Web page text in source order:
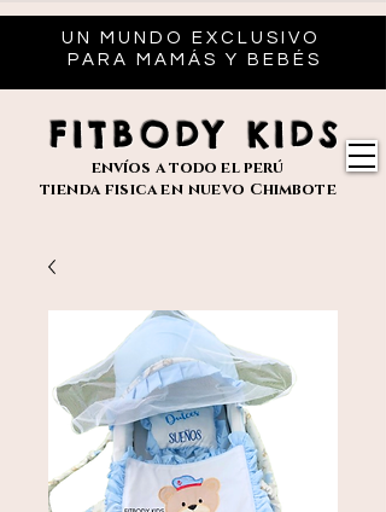
UN MUNDO EXCLUSIVO
PARA MAMÁS Y BEBÉS
FITBODY KIDS
envíos a todo el perú
tienda fisica en nuevo Chimbote